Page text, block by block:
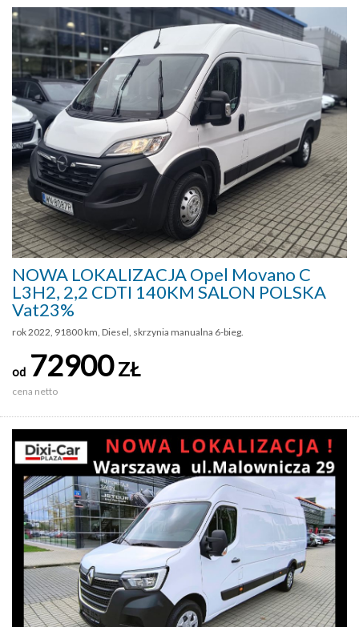
NOWA LOKALIZACJA Opel Movano C
L3H2, 2,2 CDTI 140KM SALON POLSKA
Vat23%
rok 2022, 91800 km, Diesel, skrzynia manualna 6-bieg.
od 72900ZŁ
cena netto